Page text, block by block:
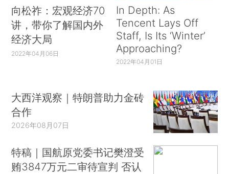
向松祚：宏观经济70
讲，带你了解国内外
经济大局
2022年04月06日
In Depth: As
Tencent Lays Off
Staff, Is Its ‘Winter’
Approaching?
2022年04月01日
大西洋观察｜特朗普助力金砖
合作
2026年08月07日
特稿｜国航原党委书记樊澄受
贿3847万元二审待宣判 否认